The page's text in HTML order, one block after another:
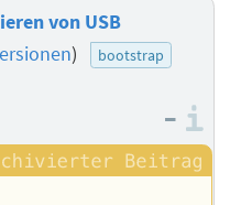
von USB
)
bootstrap
–